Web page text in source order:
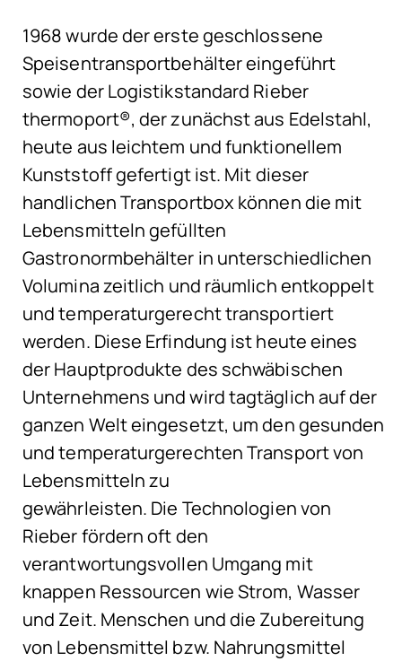
1968 wurde der erste geschlossene
Speisentransportbehälter eingeführt
sowie der Logistikstandard Rieber
thermoport®, der zunächst aus Edelstahl,
heute aus leichtem und funktionellem
Kunststoff gefertigt ist. Mit dieser
handlichen Transportbox können die mit
Lebensmitteln gefüllten
Gastronormbehälter in unterschiedlichen
Volumina zeitlich und räumlich entkoppelt
und temperaturgerecht transportiert
werden. Diese Erfindung ist heute eines
der Hauptprodukte des schwäbischen
Unternehmens und wird tagtäglich auf der
ganzen Welt eingesetzt, um den gesunden
und temperaturgerechten Transport von
Lebensmitteln zu
gewährleisten. Die Technologien von
Rieber fördern oft den
verantwortungsvollen Umgang mit
knappen Ressourcen wie Strom, Wasser
und Zeit. Menschen und die Zubereitung
von Lebensmittel bzw. Nahrungsmittel